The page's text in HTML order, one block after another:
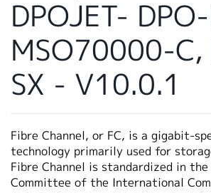
VIỆT NAM
简体中文
日本語
繁體中文
DPOJET-
MSO70000-C,
SX - V10.0.1
Fibre Channel, or FC, is a gigabit-
technology primarily used for
Fibre Channel is standardized in the
Committee of the International